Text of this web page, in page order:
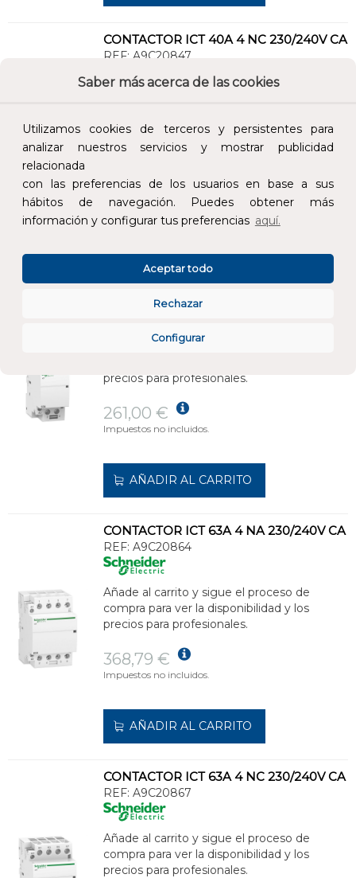
Saber más acerca de las cookies
Utilizamos cookies de terceros y persistentes para
analizar nuestros servicios y mostrar publicidad
relacionada
con las preferencias de los usuarios en base a sus
hábitos de navegación. Puedes obtener más
información y configurar tus preferencias aquí.
Configurar
Rechazar
Aceptar todo
CONTACTOR ICT 40A 4 NC 230/240V CA
REF: A9C20847
precios para profesionales.
Impuestos no incluidos.
CONTACTOR ICT 63A 2 NA 230/240V CA
A9C20862
Añade al carrito y sigue el proceso de
precios para profesionales.
261,00 €
Impuestos no incluidos.
AÑADIR AL CARRITO
CONTACTOR ICT 63A 4 NA 230/240V CA
REF: A9C20864
Añade al carrito y sigue el proceso de
compra para ver la disponibilidad y los
precios para profesionales.
368,79 €
Impuestos no incluidos.
AÑADIR AL CARRITO
CONTACTOR ICT 63A 4 NC 230/240V CA
REF: A9C20867
Añade al carrito y sigue el proceso de
compra para ver la disponibilidad y los
precios para profesionales.